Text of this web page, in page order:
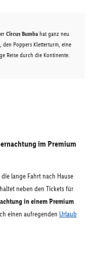
Circus Bumba hat ganz neu
den Poppers Kletterturm, eine
Reise durch die Kontinente.
im Premium
lange Fahrt nach Hause
neben den Tickets für
in einem Premium
einen aufregenden Urlaub